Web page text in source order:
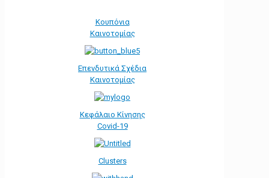
Κουπόνια
Καινοτομίας
Επενδυτικά Σχέδια
Καινοτομίας
Κεφάλαιο Κίνησης
Covid-19
Clusters